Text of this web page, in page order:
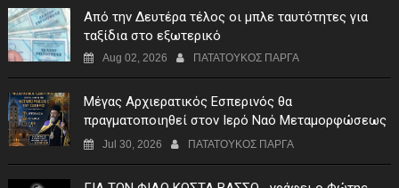
Από την Δευτέρα τέλος οι μπλε ταυτότητες για
ταξίδια στο εξωτερικό
Aug 02, 2026 ΠΑΤΑΤΟΥΚΟΣ ΠΑΡΓΑ
Μέγας Αρχιερατικός Εσπερινός θα
πραγματοποιηθεί στον Ιερό Ναό Μεταμορφώσεως
του Σωτήρος Σταυροχωρίου στης 5 Αυγούστου
Jul 30, 2026 ΠΑΤΑΤΟΥΚΟΣ ΠΑΡΓΑ